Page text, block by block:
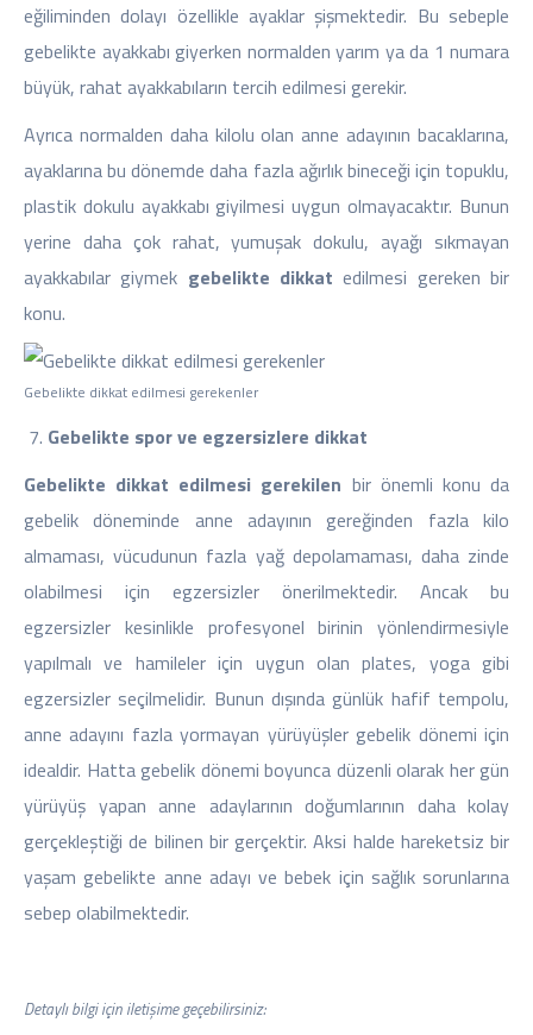
eğiliminden dolayı özellikle ayaklar şişmektedir. Bu sebeple
gebelikte ayakkabı giyerken normalden yarım ya da 1 numara
büyük, rahat ayakkabıların tercih edilmesi gerekir.
Ayrıca normalden daha kilolu olan anne adayının bacaklarına,
ayaklarına bu dönemde daha fazla ağırlık bineceği için topuklu,
plastik dokulu ayakkabı giyilmesi uygun olmayacaktır. Bunun
yerine daha çok rahat, yumuşak dokulu, ayağı sıkmayan
ayakkabılar giymek gebelikte dikkat edilmesi gereken bir
konu.
Gebelikte dikkat edilmesi gerekenler
Gebelikte spor ve egzersizlere dikkat
Gebelikte dikkat edilmesi gerekilen bir önemli konu da
gebelik döneminde anne adayının gereğinden fazla kilo
almaması, vücudunun fazla yağ depolamaması, daha zinde
olabilmesi için egzersizler önerilmektedir. Ancak bu
egzersizler kesinlikle profesyonel birinin yönlendirmesiyle
yapılmalı ve hamileler için uygun olan plates, yoga gibi
egzersizler seçilmelidir. Bunun dışında günlük hafif tempolu,
anne adayını fazla yormayan yürüyüşler gebelik dönemi için
idealdir. Hattagebelik dönemi boyunca düzenli olarak her gün
yürüyüş yapan anne adaylarının doğumlarının daha kolay
gerçekleştiği de bilinen bir gerçektir. Aksi halde hareketsiz bir
yaşam gebelikte anne adayı ve bebek için sağlık sorunlarına
sebep olabilmektedir.
Detaylı bilgi için iletişime geçebilirsiniz: